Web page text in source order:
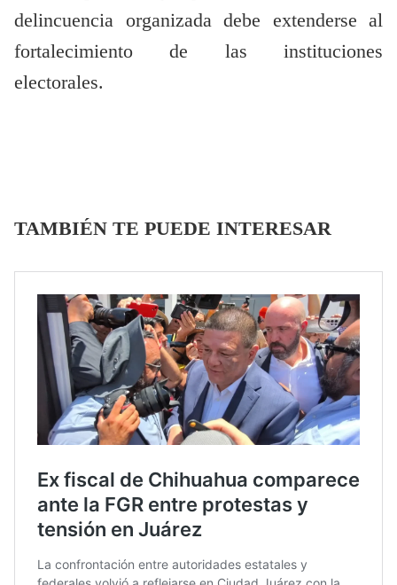
delincuencia organizada debe extenderse al
fortalecimiento de las instituciones
electorales.
TAMBIÉN TE PUEDE INTERESAR